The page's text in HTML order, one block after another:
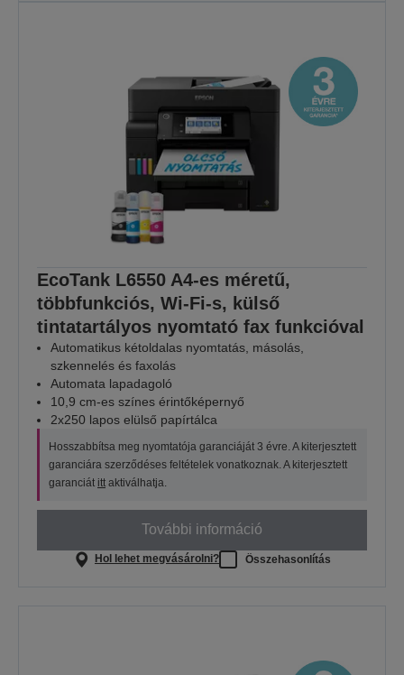
EcoTank L6550 A4-es méretű,
többfunkciós, Wi-Fi-s, külső
tintatartályos nyomtató fax funkcióval
Automatikus kétoldalas nyomtatás, másolás,
szkennelés és faxolás
Automata lapadagoló
10,9 cm-es színes érintőképernyő
2x250 lapos elülső papírtálca
Hosszabbítsa meg nyomtatója garanciáját 3 évre. A kiterjesztett
garanciára szerződéses feltételek vonatkoznak. A kiterjesztett
garanciát itt aktiválhatja.
További információ
Hol lehet megvásárolni? Összehasonlítás